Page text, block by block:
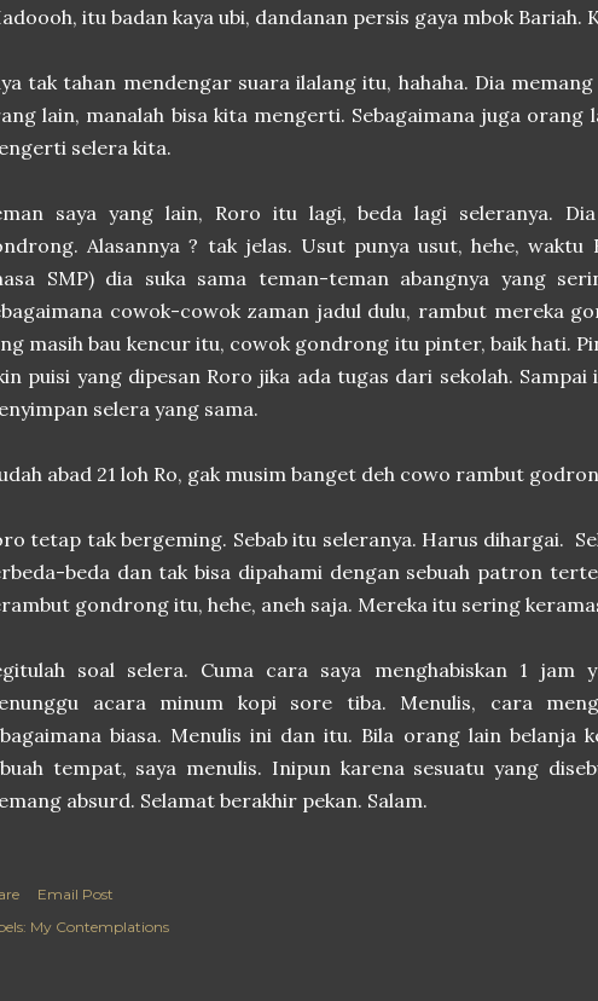
itu badan kaya ubi, dandanan persis gaya mbok Bariah.
tak tahan mendengar suara ilalang itu, hahaha. Dia
lain, manalah bisa kita mengerti. Sebagaimana juga orang
selera kita.
saya yang lain, Roro itu lagi, beda lagi seleranya.
Alasannya ? tak jelas. Usut punya usut, hehe, waktu
SMP) dia suka sama teman-teman abangnya yang
cowok-cowok zaman jadul dulu, rambut mereka
masih bau kencur itu, cowok gondrong itu pinter, baik hati.
puisi yang dipesan Roro jika ada tugas dari sekolah. Sampai
selera yang sama.
abad 21 loh Ro, gak musim banget deh cowo rambut
tetap tak bergeming. Sebab itu seleranya. Harus dihargai.
beda dan tak bisa dipahami dengan sebuah patron
gondrong itu, hehe, aneh saja. Mereka itu sering
soal selera. Cuma cara saya menghabiskan 1 jam
acara minum kopi sore tiba. Menulis, cara
biasa. Menulis ini dan itu. Bila orang lain belanja
tempat, saya menulis. Inipun karena sesuatu yang
absurd. Selamat berakhir pekan. Salam.
Email Post
My Contemplations